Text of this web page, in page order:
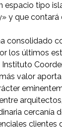
espacio tipo
y que
consolidado
los últimos
Instituto
valor
cercanía
clientes